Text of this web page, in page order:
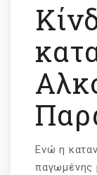
Ενώ η
παγωμένης